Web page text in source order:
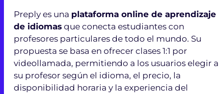
Preply es una plataforma online de aprendizaje
de idiomas que conecta estudiantes con
profesores particulares de todo el mundo. Su
propuesta se basa en ofrecer clases 1:1 por
videollamada, permitiendo a los usuarios elegir a
su profesor según el idioma, el precio, la
disponibilidad horaria y la experiencia del